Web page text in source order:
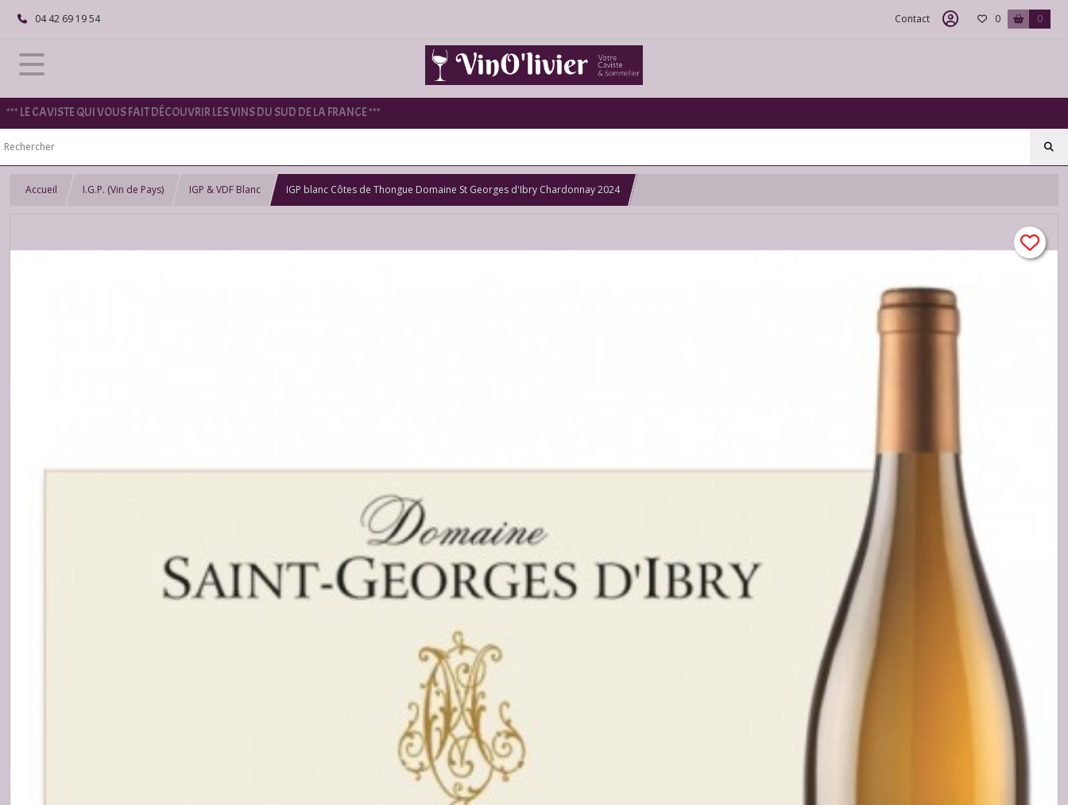
04 42 69 19 54 Contact 0 0
*** LE CAVISTE QUI VOUS FAIT DÉCOUVRIR LES VINS DU SUD DE LA FRANCE ***
Accueil I.G.P. (Vin de Pays) IGP & VDF Blanc IGP blanc Côtes de Thongue Domaine St Georges d'Ibry Chardonnay 2024